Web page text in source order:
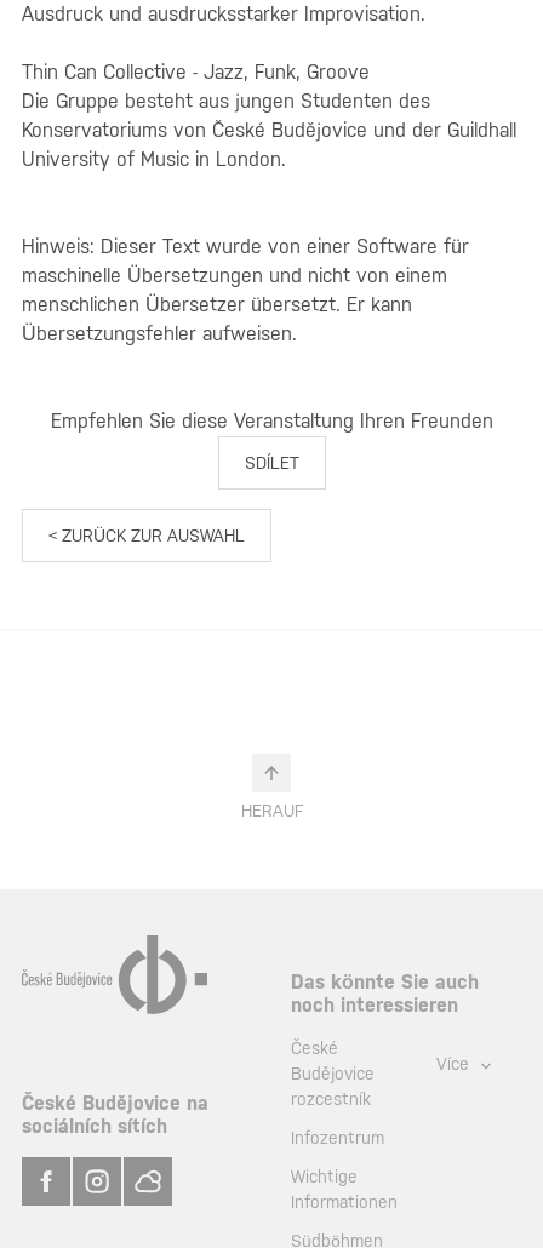
Ausdruck und ausdrucksstarker Improvisation.
Thin Can Collective - Jazz, Funk, Groove
Die Gruppe besteht aus jungen Studenten des
Konservatoriums von České Budějovice und der Guildhall
University of Music in London.
Hinweis: Dieser Text wurde von einer Software für
maschinelle Übersetzungen und nicht von einem
menschlichen Übersetzer übersetzt. Er kann
Übersetzungsfehler aufweisen.
Empfehlen Sie diese Veranstaltung Ihren Freunden
SDÍLET
< ZURÜCK ZUR AUSWAHL
HERAUF
České Budějovice na
sociálních sítích
Das könnte Sie auch
noch interessieren
České
Budějovice
rozcestník
Infozentrum
Wichtige
Informationen
Südböhmen
Více